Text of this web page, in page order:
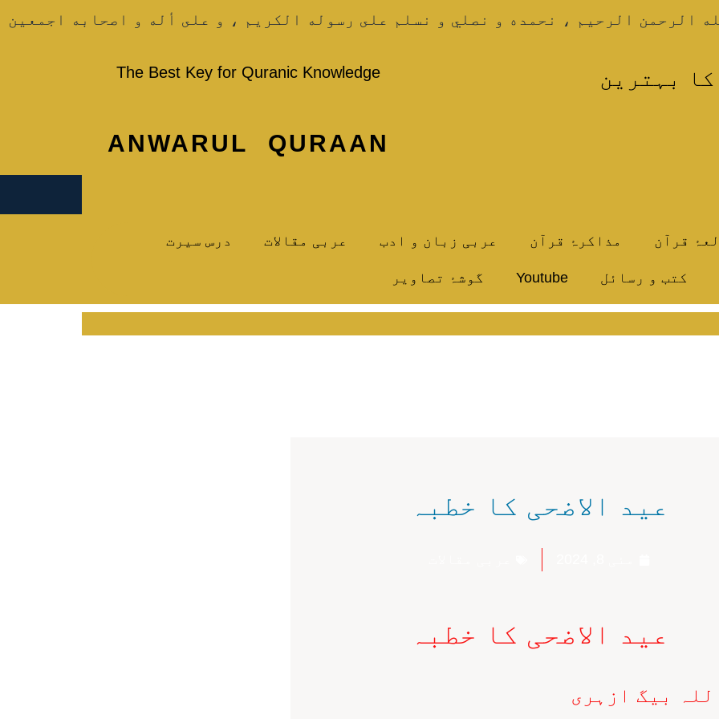
الرحمن الرحيم ، نحمده و نصلي و نسلم على رسوله الكريم ، و على أله و اصحابه اجمعين
بہترین
The Best Key for Quranic Knowledge
ANWARUL QURAAN
قرآن مذاکرۂ قرآن عربی زبان و ادب عربی مقالات درس سیرت
کتب و رسائل Youtube گوشۂ تصاویر
عید الاضحی کا خطبہ
عید الاضحی کا خطبہ
بیگ ازہری